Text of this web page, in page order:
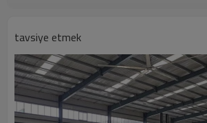
<iframe width = "100%" height = "400"
</iframe>
V8P Yüksek Sertlik İyi Doğruluk Dikey
P serisi, sağlamlık ve doğruluk
departmanı tarafından tasarlanmıştır.
PDF olarak indir
tavsiye etmek